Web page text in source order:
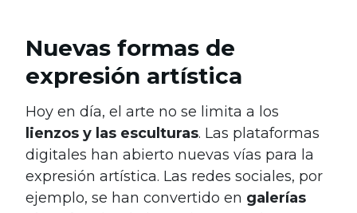
Nuevas formas de
expresión artística
Hoy en día, el arte no se limita a los
lienzos y las esculturas. Las plataformas
digitales han abierto nuevas vías para la
expresión artística. Las redes sociales, por
ejemplo, se han convertido en galerías